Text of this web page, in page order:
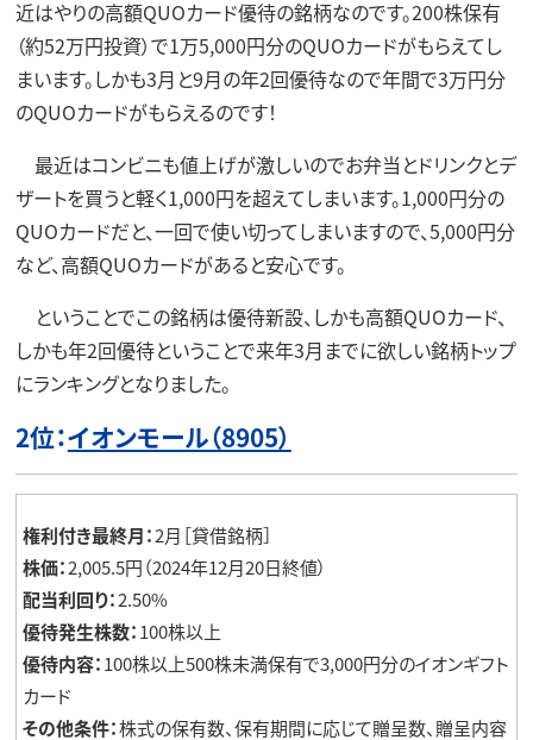
近はやりの高額QUOカード優待の銘柄なのです。200株保有
（約52万円投資）で1万5,000円分のQUOカードがもらえてし
まいます。しかも3月と9月の年2回優待なので年間で3万円分
のQUOカードがもらえるのです！
最近はコンビニも値上げが激しいのでお弁当とドリンクとデ
ザートを買うと軽く1,000円を超えてしまいます。1,000円分の
QUOカードだと、一回で使い切ってしまいますので、5,000円分
など、高額QUOカードがあると安心です。
ということでこの銘柄は優待新設、しかも高額QUOカード、
しかも年2回優待ということで来年3月までに欲しい銘柄トップ
にランキングとなりました。
2位：イオンモール（8905）
権利付き最終月：2月［貸借銘柄］
株価：2,005.5円（2024年12月20日終値）
配当利回り：2.50%
優待発生株数：100株以上
優待内容：100株以上500株未満保有で3,000円分のイオンギフト
カード
その他条件：株式の保有数、保有期間に応じて贈呈数、贈呈内容